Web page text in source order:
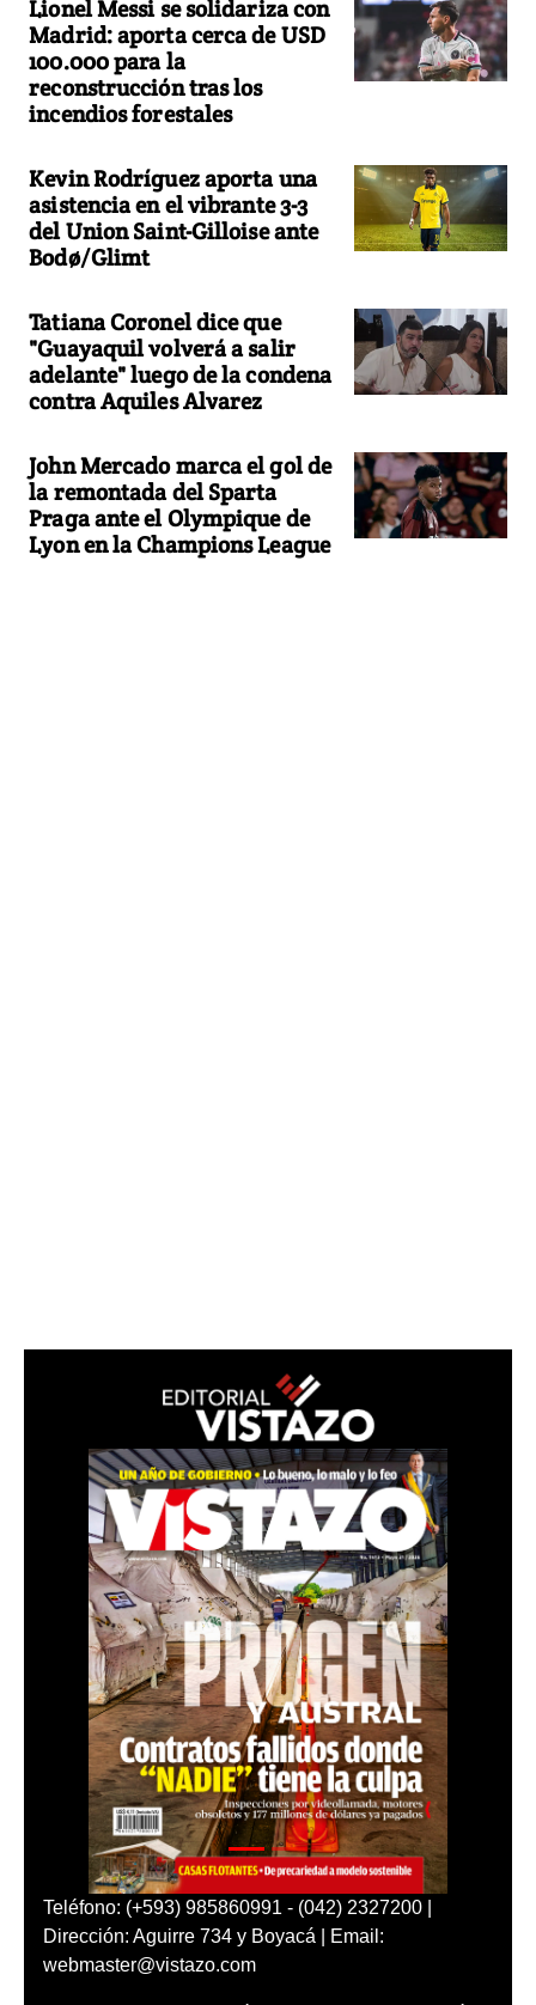
Lionel Messi se solidariza con
Madrid: aporta cerca de USD
100.000 para la
reconstrucción tras los
incendios forestales
Kevin Rodríguez aporta una
asistencia en el vibrante 3-3
del Union Saint-Gilloise ante
Bodø/Glimt
Tatiana Coronel dice que
"Guayaquil volverá a salir
adelante" luego de la condena
contra Aquiles Alvarez
John Mercado marca el gol de
la remontada del Sparta
Praga ante el Olympique de
Lyon en la Champions League
Teléfono: (+593) 985860991 - (042) 2327200 |
Dirección: Aguirre 734 y Boyacá | Email:
webmaster@vistazo.com